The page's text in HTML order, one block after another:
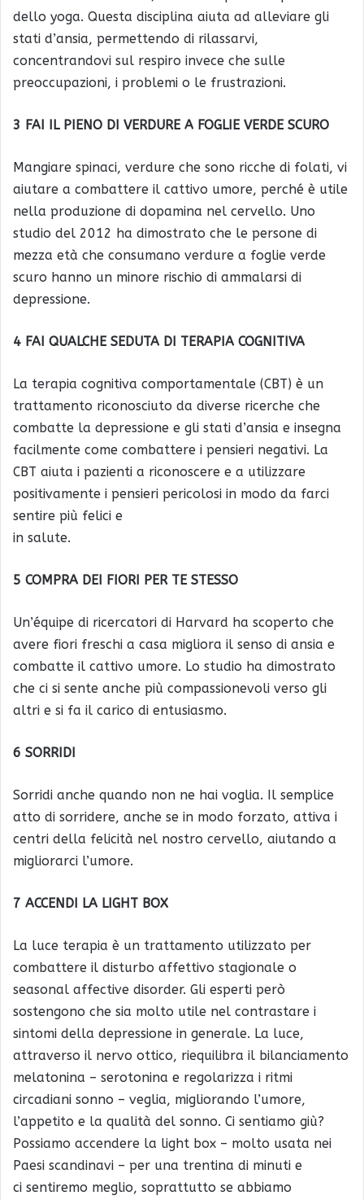
dello yoga. Questa disciplina aiuta ad alleviare gli
stati d’ansia, permettendo di rilassarvi,
concentrandovi sul respiro invece che sulle
preoccupazioni, i problemi o le frustrazioni.
3 FAI IL PIENO DI VERDURE A FOGLIE VERDE SCURO
Mangiare spinaci, verdure che sono ricche di folati, vi
aiutare a combattere il cattivo umore, perché è utile
nella produzione di dopamina nel cervello. Uno
studio del 2012 ha dimostrato che le persone di
mezza età che consumano verdure a foglie verde
scuro hanno un minore rischio di ammalarsi di
depressione.
4 FAI QUALCHE SEDUTA DI TERAPIA COGNITIVA
La terapia cognitiva comportamentale (CBT) è un
trattamento riconosciuto da diverse ricerche che
combatte la depressione e gli stati d’ansia e insegna
facilmente come combattere i pensieri negativi. La
CBT aiuta i pazienti a riconoscere e a utilizzare
positivamente i pensieri pericolosi in modo da farci
sentire più felici e
in salute.
5 COMPRA DEI FIORI PER TE STESSO
Un’équipe di ricercatori di Harvard ha scoperto che
avere fiori freschi a casa migliora il senso di ansia e
combatte il cattivo umore. Lo studio ha dimostrato
che ci si sente anche più compassionevoli verso gli
altri e si fa il carico di entusiasmo.
6 SORRIDI
Sorridi anche quando non ne hai voglia. Il semplice
atto di sorridere, anche se in modo forzato, attiva i
centri della felicità nel nostro cervello, aiutando a
migliorarci l’umore.
7 ACCENDI LA LIGHT BOX
La luce terapia è un trattamento utilizzato per
combattere il disturbo affettivo stagionale o
seasonal affective disorder. Gli esperti però
sostengono che sia molto utile nel contrastare i
sintomi della depressione in generale. La luce,
attraverso il nervo ottico, riequilibra il bilanciamento
melatonina – serotonina e regolarizza i ritmi
circadiani sonno – veglia, migliorando l’umore,
l’appetito e la qualità del sonno. Ci sentiamo giù?
Possiamo accendere la light box – molto usata nei
Paesi scandinavi – per una trentina di minuti e
ci sentiremo meglio, soprattutto se abbiamo